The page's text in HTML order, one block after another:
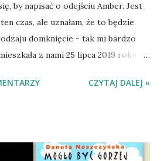
by napisać o odejściu Amber. Jest
czas, ale uznałam, że to będzie
domknięcie - tak mi bardzo
z nami 25 lipca 2019 roku.
na wizytę zapoznawczą, a kilka
TUTAJ i TUTAJ . Gdy już
CZYTAJ DALEJ »